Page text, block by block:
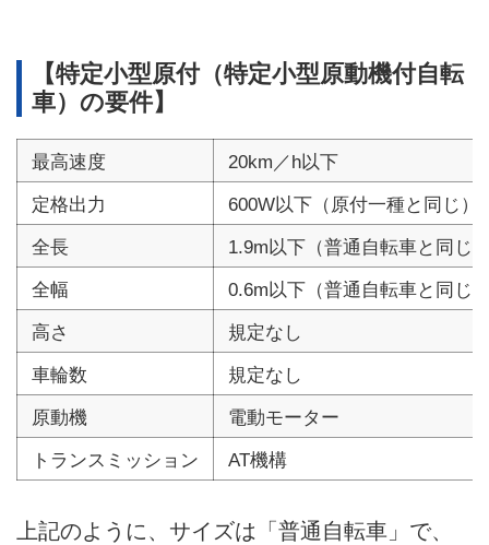
【特定小型原付（特定小型原動機付自転
車）の要件】
最高速度
20km／h以下
定格出力
600W以下（原付一種と同じ）
全長
1.9m以下（普通自転車と同じ
全幅
0.6m以下（普通自転車と同じ
高さ
規定なし
車輪数
規定なし
原動機
電動モーター
トランスミッション
AT機構
上記のように、サイズは「普通自転車」で、